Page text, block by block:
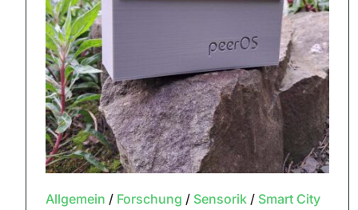
Allgemein / Forschung / Sensorik/ Smart City